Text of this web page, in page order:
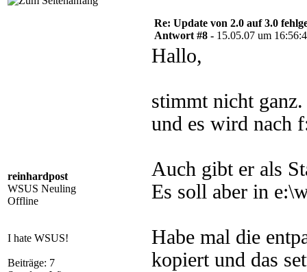
reinhardpost
WSUS Neuling
Offline
I hate WSUS!
Beiträge: 7
Re: Update von 2.0 auf 3.0
Antwort #8 - 15.05.07 um
Hallo,
stimmt nicht
und es wird nach
Auch gibt er als
Es soll aber in
Habe mal die
kopiert und das